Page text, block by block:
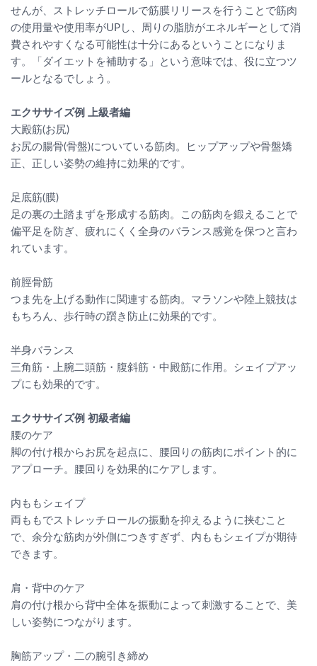
せんが、ストレッチロールで筋膜リリースを行うことで筋肉
の使用量や使用率がUPし、周りの脂肪がエネルギーとして消
費されやすくなる可能性は十分にあるということになりま
す。「ダイエットを補助する」という意味では、役に立つツ
ールとなるでしょう。
エクササイズ例 上級者編
大殿筋(お尻)
お尻の腸骨(骨盤)についている筋肉。ヒップアップや骨盤矯
正、正しい姿勢の維持に効果的です。
足底筋(膜)
足の裏の土踏まずを形成する筋肉。この筋肉を鍛えることで
偏平足を防ぎ、疲れにくく全身のバランス感覚を保つと言わ
れています。
前脛骨筋
つま先を上げる動作に関連する筋肉。マラソンや陸上競技は
もちろん、歩行時の躓き防止に効果的です。
半身バランス
三角筋・上腕二頭筋・腹斜筋・中殿筋に作用。シェイプアッ
プにも効果的です。
エクササイズ例 初級者編
腰のケア
脚の付け根からお尻を起点に、腰回りの筋肉にポイント的に
アプローチ。腰回りを効果的にケアします。
内ももシェイプ
両ももでストレッチロールの振動を抑えるように挟むこと
で、余分な筋肉が外側につきすぎず、内ももシェイプが期待
できます。
肩・背中のケア
肩の付け根から背中全体を振動によって刺激することで、美
しい姿勢につながります。
胸筋アップ・二の腕引き締め